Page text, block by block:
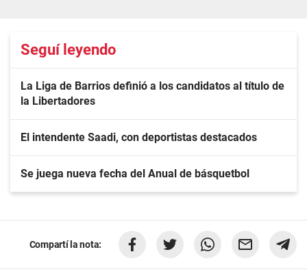
Seguí leyendo
La Liga de Barrios definió a los candidatos al título de
la Libertadores
El intendente Saadi, con deportistas destacados
Se juega nueva fecha del Anual de básquetbol
Compartí la nota: